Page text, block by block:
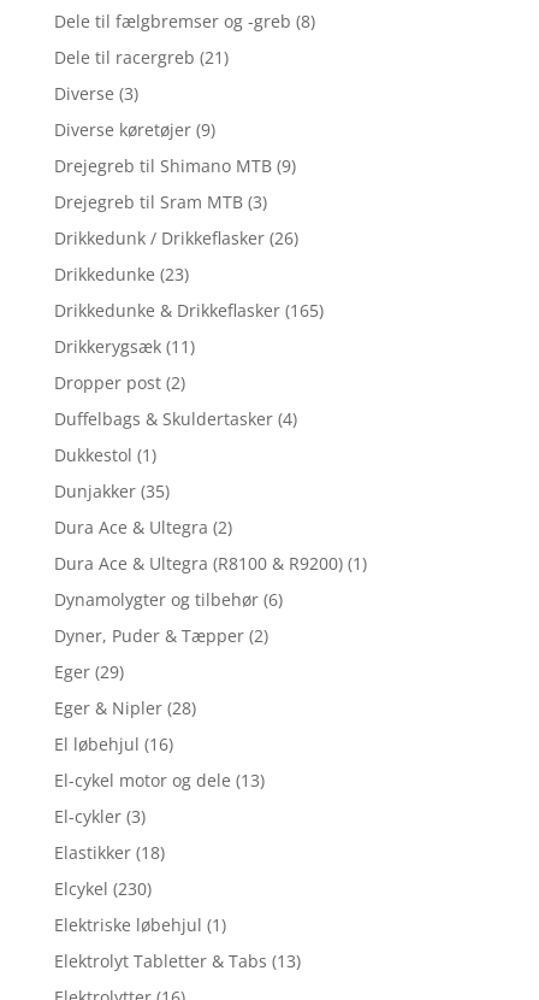
Dele til fælgbremser og -greb (8)
Dele til racergreb (21)
Diverse (3)
Diverse køretøjer (9)
Drejegreb til Shimano MTB (9)
Drejegreb til Sram MTB (3)
Drikkedunk / Drikkeflasker (26)
Drikkedunke (23)
Drikkedunke & Drikkeflasker (165)
Drikkerygsæk (11)
Dropper post (2)
Duffelbags & Skuldertasker (4)
Dukkestol (1)
Dunjakker (35)
Dura Ace & Ultegra (2)
Dura Ace & Ultegra (R8100 & R9200) (1)
Dynamolygter og tilbehør (6)
Dyner, Puder & Tæpper (2)
Eger (29)
Eger & Nipler (28)
El løbehjul (16)
El-cykel motor og dele (13)
El-cykler (3)
Elastikker (18)
Elcykel (230)
Elektriske løbehjul (1)
Elektrolyt Tabletter & Tabs (13)